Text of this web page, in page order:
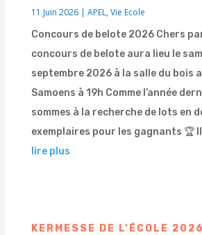
11 Juin 2026 |APEL,Vie Ecole
Concours de belote 2026 Chers
concours de belote aura lieu le
septembre 2026 à la salle du bois
Samoens à 19h Comme l’année
sommes à la recherche de lots en
exemplaires pour les gagnants 🏆
lire plus
KERMESSE DE L’ÉCOLE 2026